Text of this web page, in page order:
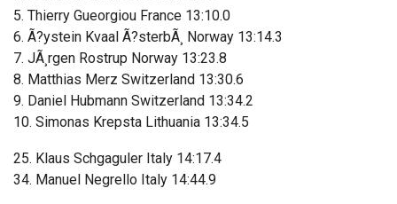
5. Thierry Gueorgiou France 13:10.0
6. Ã?ystein Kvaal Ã?sterbÃ¸ Norway 13:14.3
7. JÃ¸rgen Rostrup Norway 13:23.8
8. Matthias Merz Switzerland 13:30.6
9. Daniel Hubmann Switzerland 13:34.2
10. Simonas Krepsta Lithuania 13:34.5
25. Klaus Schgaguler Italy 14:17.4
34. Manuel Negrello Italy 14:44.9